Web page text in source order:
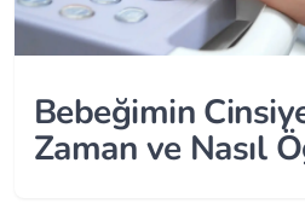
Bebeğimin
Zaman ve Nasıl